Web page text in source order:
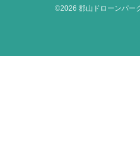
©2026 郡山ドローンパー